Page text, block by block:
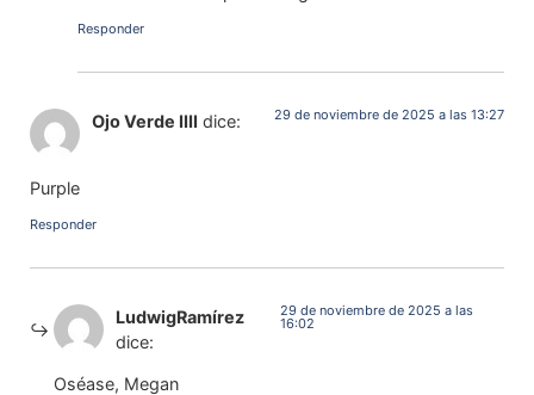
Responder
Ojo Verde IIII dice: 29 de noviembre de 2025 a las 13:27
Purple
Responder
LudwigRamírez
dice:
29 de noviembre de 2025 a las
16:02
Oséase, Megan